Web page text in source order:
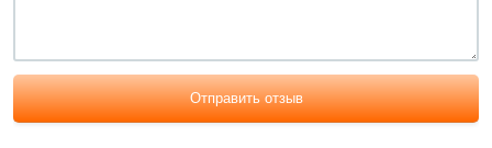
Отправить отзыв